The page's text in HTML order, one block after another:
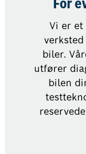
For
Vi er et
biler.
utfører
bilen